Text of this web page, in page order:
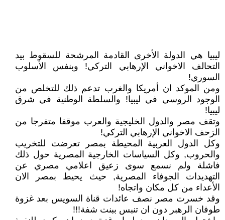
ليبيا هي الدولة الأخرى القادمة المرشحة للسقوط بيد
التحالف الاخواني الإرهابي التركي! وبنفس الأسلوب
السوري!
ومن الموكد ان أمريكا والغرب تدعم ذلك للتخلص من
الوجود الروسي في ليبيا! والسلطة الوطنية في شرق
ليبيا!
وتقف مصر والدول الخليجية والعرب موقفا متفرجا من
الزحف الاخواني الإرهابي التركي!
وكل الدول العربية المحيطة بمصر تعرضت للتخريب
والحروب, وكل السياسات الخارجية المصرية حول ذلك
فاشلة ولم نسمع سوى زعيق اعلامي مصري عن
التهديدات الجوفاء المصرية, حيث يحيط بمصر الان
الأعداء من كل مكان واتجاه!
وقد خسرت مصر نصف عائدات قناة السويس بعد غزوة
طوفان الرهبر دون ان تنبس ببنت شفة!!!